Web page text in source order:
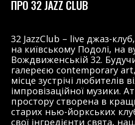
ПРО 32 JAZZ CLUB
32 JazzClub – live джаз-
на київському Подолі, на
Вождвиженській 32.
галереєю contemporary
місце зустрічі любителів
імпровізаційної музики.
простору створена в
старих нью-йоркських
свої інгредієнти свята,